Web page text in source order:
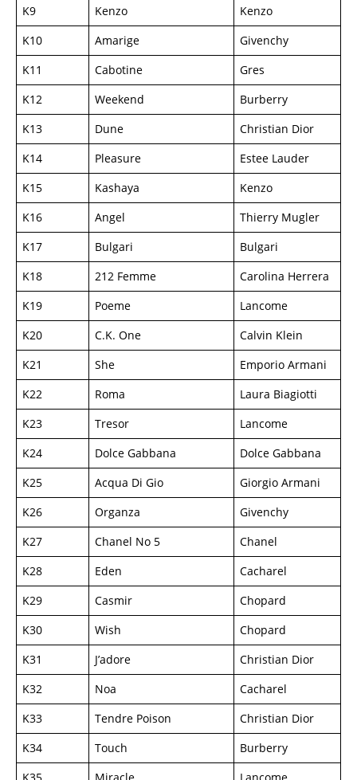
K9
Kenzo
Kenzo
K10
Amarige
Givenchy
K11
Cabotine
Gres
K12
Weekend
Burberry
K13
Dune
Christian Dior
K14
Pleasure
Estee Lauder
K15
Kashaya
Kenzo
K16
Angel
Thierry Mugler
K17
Bulgari
Bulgari
K18
212 Femme
Carolina Herrera
K19
Poeme
Lancome
K20
C.K. One
Calvin Klein
K21
She
Emporio Armani
K22
Roma
Laura Biagiotti
K23
Tresor
Lancome
K24
Dolce Gabbana
Dolce Gabbana
K25
Acqua Di Gio
Giorgio Armani
K26
Organza
Givenchy
K27
Chanel No 5
Chanel
K28
Eden
Cacharel
K29
Casmir
Chopard
K30
Wish
Chopard
K31
J’adore
Christian Dior
K32
Noa
Cacharel
K33
Tendre Poison
Christian Dior
K34
Touch
Burberry